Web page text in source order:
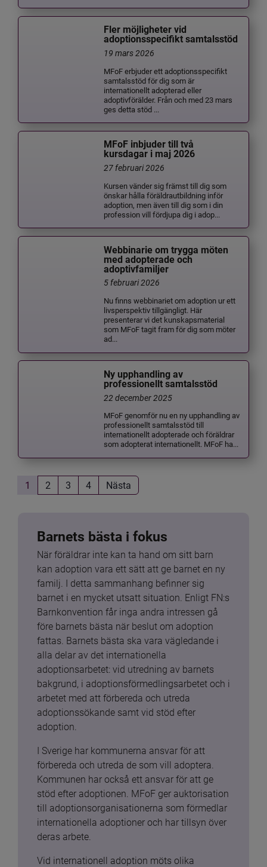
Fler möjligheter vid
adoptionsspecifikt samtalsstöd
19 mars 2026
MFoF erbjuder ett adoptionsspecifikt
samtalsstöd för dig som är
internationellt adopterad eller
adoptivförälder. Från och med 23 mars
ges detta stöd ...
MFoF inbjuder till två
kursdagar i maj 2026
27 februari 2026
Kursen vänder sig främst till dig som
önskar hålla föräldrautbildning inför
adoption, men även till dig som i din
profession vill fördjupa dig i adop...
Webbinarie om trygga möten
med adopterade och
adoptivfamiljer
5 februari 2026
Nu finns webbinariet om adoption ur ett
livsperspektiv tillgängligt. Här
presenterar vi det kunskapsmaterial
som MFoF tagit fram för dig som möter
ad...
Ny upphandling av
professionellt samtalsstöd
22 december 2025
MFoF genomför nu en ny upphandling av
professionellt samtalsstöd till
internationellt adopterade och föräldrar
som adopterat internationellt. MFoF ha...
1 2 3 4 Nästa
Barnets bästa i fokus
När föräldrar inte kan ta hand om sitt barn
kan adoption vara ett sätt att ge barnet en ny
familj. I detta sammanhang befinner sig
barnet i en mycket utsatt situation. Enligt FN:s
Barnkonvention får inga andra intressen gå
före barnets bästa när beslut om adoption
fattas. Barnets bästa ska vara vägledande i
alla delar av det internationella
adoptionsarbetet: vid utredning av barnets
bakgrund, i adoptionsförmedlingsarbetet och i
arbetet med att förbereda och utreda
adoptionssökande samt vid stöd efter
adoption.
I Sverige har kommunerna ansvar för att
förbereda och utreda de som vill adoptera.
Kommunen har också ett ansvar för att ge
stöd efter adoptionen. MFoF ger auktorisation
till adoptionsorganisationerna som förmedlar
internationella adoptioner och har tillsyn över
deras arbete.
Vid internationell adoption möts olika